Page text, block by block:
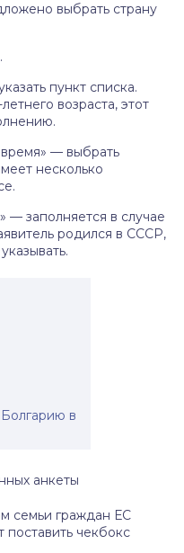
выбрать страну
пункт списка.
возраста, этот
— выбрать
несколько
— заполняется в случае
родился в СССР,
в
анкеты
семьи граждан ЕС
чекбокс